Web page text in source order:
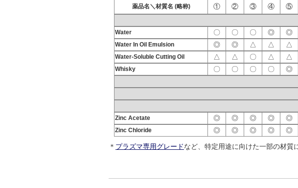
薬品名＼材質名 (略称) ① ② ③ ④ ⑤
Water 〇 〇 〇 ◎ ◎
Water In Oil Emulsion ◎ ◎ △ △ △
Water-Soluble Cutting Oil △ △ 〇 △ △
Whisky 〇 〇 〇 〇 ◎
Zinc Acetate ◎ ◎ ◎ ◎ ◎
Zinc Chloride ◎ ◎ ◎ ◎ ◎
Zinc Nitrate 〇 〇 ◎ 〇 ◎
ZnCl ◎ ◎ ◎ ◎ ◎
＊ プラズマ専用グレードなど、特定用途に向けた一部の材質